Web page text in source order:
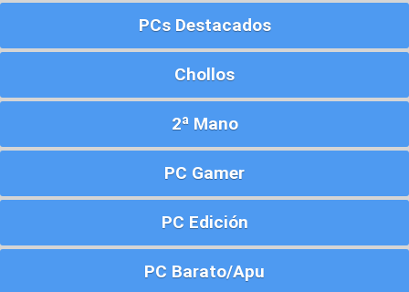
PCs Destacados
Chollos
2ª Mano
PC Gamer
PC Edición
PC Barato/Apu